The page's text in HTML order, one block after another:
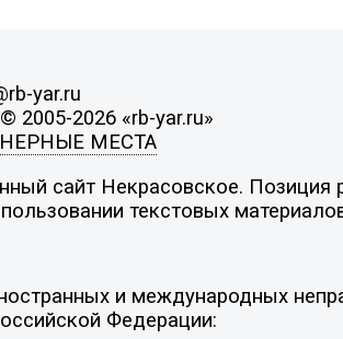
yar.ru
2005-2026 «rb-yar.ru»
МЕСТА
сайт Некрасовское. Позиция
текстовых
и международных
Федерации: